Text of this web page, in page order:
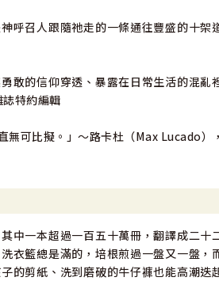
呼召人跟隨祂走的一條通往豐盛的十架
敢的信仰穿透、暴露在日常生活的混亂
特約編輯
無可比擬。」～路卡杜（Max Lucado）
中一本超過一百五十萬冊，翻譯成二十
衣籃總是滿的，培根煎過一盤又一盤，
的剪紙、洗到磨破的牛仔褲也能高潮迭